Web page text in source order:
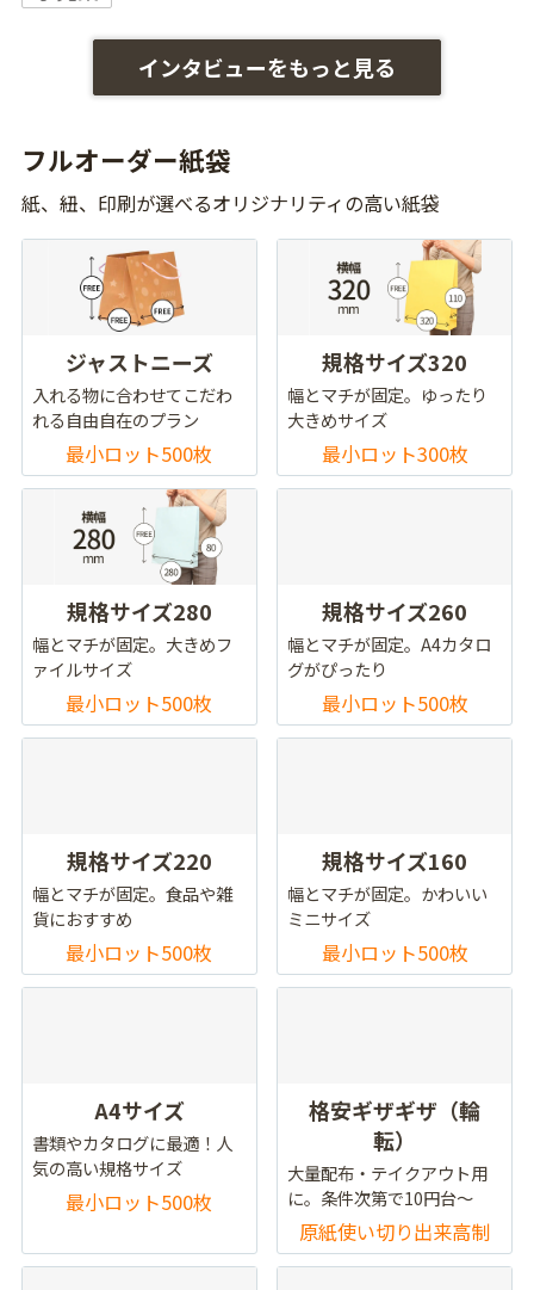
インタビューをもっと見る
フルオーダー紙袋
紙、紐、印刷が選べるオリジナリティの高い紙袋
ジャストニーズ
入れる物に合わせてこだわ
れる自由自在のプラン
最小ロット500枚
規格サイズ320
幅とマチが固定。ゆったり
大きめサイズ
最小ロット300枚
規格サイズ280
幅とマチが固定。大きめフ
ァイルサイズ
最小ロット500枚
規格サイズ260
幅とマチが固定。A4カタロ
グがぴったり
最小ロット500枚
規格サイズ220
幅とマチが固定。食品や雑
貨におすすめ
最小ロット500枚
規格サイズ160
幅とマチが固定。かわいい
ミニサイズ
最小ロット500枚
A4サイズ
書類やカタログに最適！人
気の高い規格サイズ
最小ロット500枚
格安ギザギザ（輪
転）
大量配布・テイクアウト用
に。条件次第で10円台～
原紙使い切り出来高制